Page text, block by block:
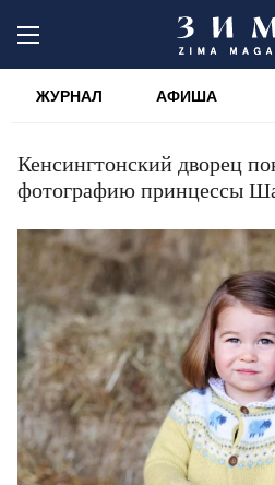
ЖУРНАЛ АФИША
Кенсингтонский дворец
фотографию принцессы